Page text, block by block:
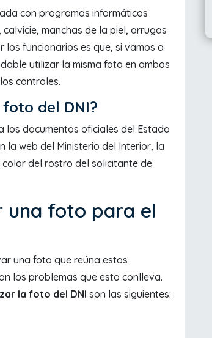
con programas informáticos
manchas de la piel, arrugas
funcionarios es que, si vamos a
utilizar la misma foto en ambos
controles.
del DNI?
los documentos oficiales del Estado
la web del Ministerio del Interior, la
del rostro del solicitante de
una foto para el
una foto que reúna estos
los problemas que esto conlleva.
la foto del DNI son las siguientes: